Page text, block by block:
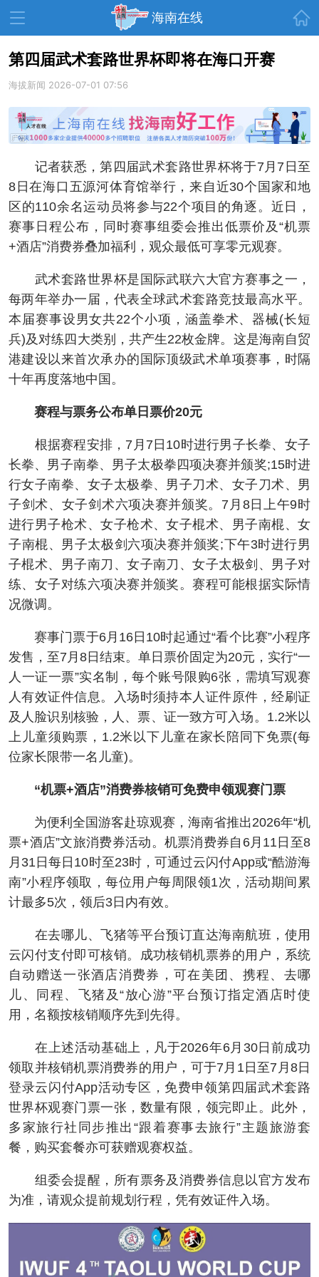
海南在线
资讯中心 热点
文体 财经
教育 健康 房产
家装 交通 美食
生活 演出 活动
展会 走读海南 周末去哪儿
第四届武术套路世界杯即将在海口开赛
海拔新闻 2026-07-01 07:56
记者获悉，第四届武术套路世界杯将于7月7日至
8日在海口五源河体育馆举行，来自近30个国家和地
区的110余名运动员将参与22个项目的角逐。近日，
赛事日程公布，同时赛事组委会推出低票价及“机票
+酒店”消费券叠加福利，观众最低可享零元观赛。
武术套路世界杯是国际武联六大官方赛事之一，
每两年举办一届，代表全球武术套路竞技最高水平。
本届赛事设男女共22个小项，涵盖拳术、器械(长短
兵)及对练四大类别，共产生22枚金牌。这是海南自贸
港建设以来首次承办的国际顶级武术单项赛事，时隔
十年再度落地中国。
赛程与票务公布单日票价20元
根据赛程安排，7月7日10时进行男子长拳、女子
长拳、男子南拳、男子太极拳四项决赛并颁奖;15时进
行女子南拳、女子太极拳、男子刀术、女子刀术、男
子剑术、女子剑术六项决赛并颁奖。7月8日上午9时
进行男子枪术、女子枪术、女子棍术、男子南棍、女
子南棍、男子太极剑六项决赛并颁奖;下午3时进行男
子棍术、男子南刀、女子南刀、女子太极剑、男子对
练、女子对练六项决赛并颁奖。赛程可能根据实际情
况微调。
赛事门票于6月16日10时起通过“看个比赛”小程序
发售，至7月8日结束。单日票价固定为20元，实行“一
人一证一票”实名制，每个账号限购6张，需填写观赛
人有效证件信息。入场时须持本人证件原件，经刷证
及人脸识别核验，人、票、证一致方可入场。1.2米以
上儿童须购票，1.2米以下儿童在家长陪同下免票(每
位家长限带一名儿童)。
“机票+酒店”消费券核销可免费申领观赛门票
为便利全国游客赴琼观赛，海南省推出2026年“机
票+酒店”文旅消费券活动。机票消费券自6月11日至8
月31日每日10时至23时，可通过云闪付App或“酷游海
南”小程序领取，每位用户每周限领1次，活动期间累
计最多5次，领后3日内有效。
在去哪儿、飞猪等平台预订直达海南航班，使用
云闪付支付即可核销。成功核销机票券的用户，系统
自动赠送一张酒店消费券，可在美团、携程、去哪
儿、同程、飞猪及“放心游”平台预订指定酒店时使
用，名额按核销顺序先到先得。
在上述活动基础上，凡于2026年6月30日前成功
领取并核销机票消费券的用户，可于7月1日至7月8日
登录云闪付App活动专区，免费申领第四届武术套路
世界杯观赛门票一张，数量有限，领完即止。此外，
多家旅行社同步推出“跟着赛事去旅行”主题旅游套
餐，购买套餐亦可获赠观赛权益。
组委会提醒，所有票务及消费券信息以官方发布
为准，请观众提前规划行程，凭有效证件入场。